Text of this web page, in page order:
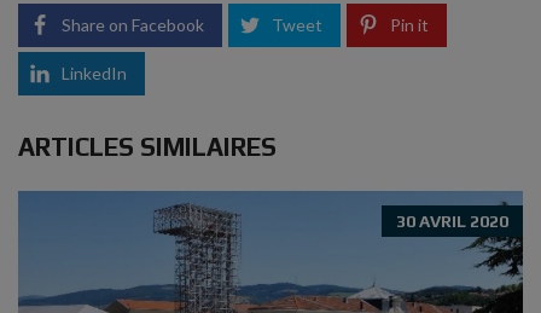
Share on Facebook Tweet Pin it
LinkedIn
ARTICLES SIMILAIRES
30 AVRIL 2020